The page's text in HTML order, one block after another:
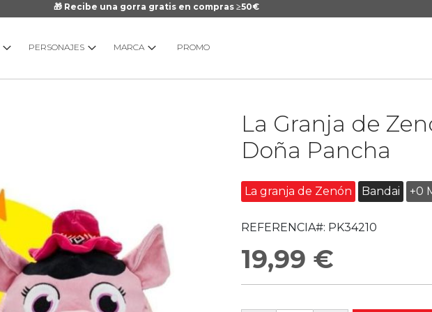
🎁 Recibe una gorra gratis en compras ≥50€
PERSONAJES MARCA PROMO
La Granja de
Doña Pancha
La granja de Zenón Bandai +0
REFERENCIA#: PK34210
19,99 €
galería
imágenes